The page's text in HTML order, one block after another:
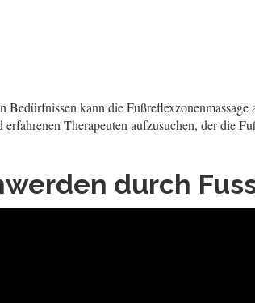
kann die
Therapeuten aufzusuchen, der die
durch